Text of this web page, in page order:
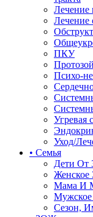
Лечение
Лечение
ПКУ
Психо-
Угревая
Уход/
• Семья
Дети От
Женское
Мама И
Мужское
Сезон,